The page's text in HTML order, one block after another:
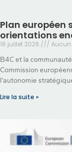
Plan européen
orientations
16 juillet 2026
B4C et la
Commission
l’autonomie
Lire la suite »